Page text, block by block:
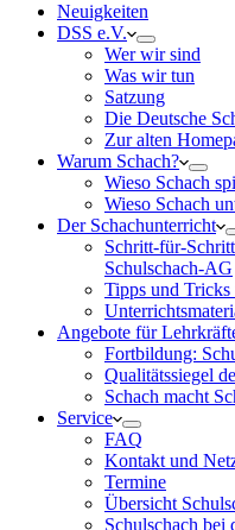
Neuigkeiten
DSS e.V.
Wer wir sind
Was wir tun
Satzung
Die Deutsche
Zur alten
Warum Schach?
Wieso Schach
Wieso Schach
Der Schachunterricht
Schritt-für-
Schulschach-AG
Tipps und
Angebote für
Fortbildung:
Qualitätssiegel
Schach macht
Service
FAQ
Kontakt und
Termine
Übersicht
Schulschach bei